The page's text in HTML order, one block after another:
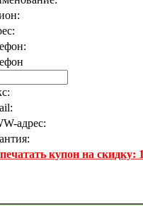
адрес:
купон на скидку: